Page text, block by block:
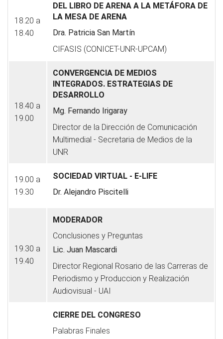
18.20 a
18.40
DEL LIBRO DE ARENA A LA METÁFORA DE
LA MESA DE ARENA
Dra. Patricia San Martín
CIFASIS (CONICET-UNR-UPCAM)
18.40 a
19.00
CONVERGENCIA DE MEDIOS
INTEGRADOS. ESTRATEGIAS DE
DESARROLLO
Mg. Fernando Irigaray
Director de la Dirección de Comunicación
Multimedial - Secretaria de Medios de la
UNR
19.00 a
19.30
SOCIEDAD VIRTUAL - E-LIFE
Dr. Alejandro Piscitelli
19.30 a
19.40
MODERADOR
Conclusiones y Preguntas
Lic. Juan Mascardi
Director Regional Rosario de las Carreras de
Periodismo y Produccion y Realización
Audiovisual - UAI
CIERRE DEL CONGRESO
Palabras Finales